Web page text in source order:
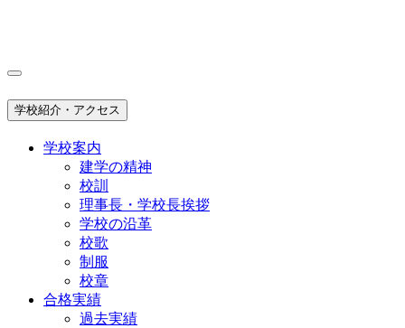
学校紹介・アクセス
学校案内
建学の精神
校訓
理事長・学校長挨拶
学校の沿革
校歌
制服
校章
合格実績
過去実績